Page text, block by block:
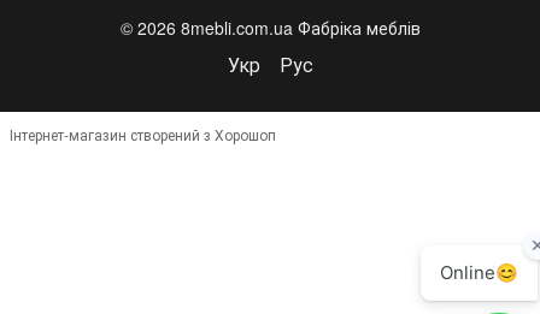
© 2026 8mebli.com.ua Фабріка меблів
Укр Рус
Інтернет-магазин створений з Хорошоп